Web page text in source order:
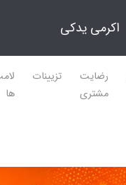
اکرمی یدکی
رضایت
مشتری
تزیینات
ها